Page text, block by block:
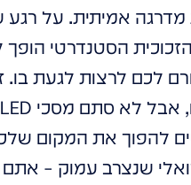
אמיתית. על רגע
הסטנדרטי
לרצות לגעת בו.
את המקום
שנצרב עמוק – אתם